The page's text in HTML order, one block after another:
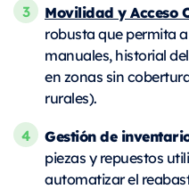
Movilidad y Acceso
robusta que permita
manuales, historial
en zonas sin
rurales).
Gestión de
piezas y repuestos
automatizar el